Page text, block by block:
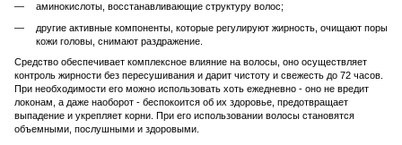
аминокислоты, восстанавливающие структуру волос;
другие активные компоненты, которые регулируют жирность, очищают поры
кожи головы, снимают раздражение.
Средство обеспечивает комплексное влияние на волосы, оно осуществляет
контроль жирности без пересушивания и дарит чистоту и свежесть до 72 часов.
При необходимости его можно использовать хоть ежедневно - оно не вредит
локонам, а даже наоборот - беспокоится об их здоровье, предотвращает
выпадение и укрепляет корни. При его использовании волосы становятся
объемными, послушными и здоровыми.